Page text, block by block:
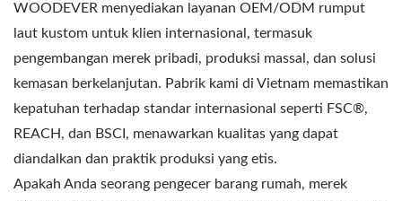
WOODEVER menyediakan layanan OEM/ODM rumput
laut kustom untuk klien internasional, termasuk
pengembangan merek pribadi, produksi massal, dan solusi
kemasan berkelanjutan. Pabrik kami di Vietnam memastikan
kepatuhan terhadap standar internasional seperti FSC®,
REACH, dan BSCI, menawarkan kualitas yang dapat
diandalkan dan praktik produksi yang etis.
Apakah Anda seorang pengecer barang rumah, merek